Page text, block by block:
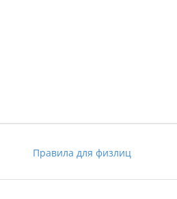
Правила для физлиц